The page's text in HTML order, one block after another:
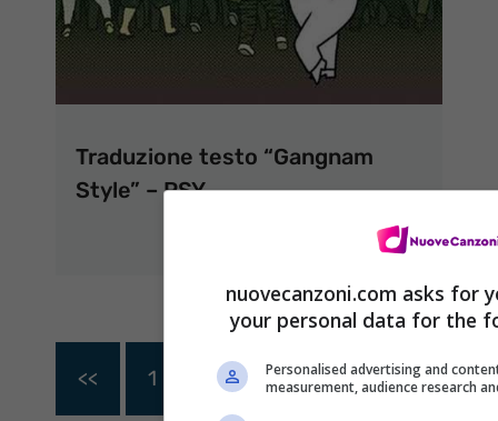
Traduzione testo “Gangnam
Style” – PSY
14 Settembre 2012
<< 1 … 506 507 508
nuovecanzoni.com asks for
your personal data for the
Personalised advertising and
measurement, audience research